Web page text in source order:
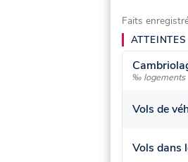
Faits
‰ logements
Vols de
Vols dans